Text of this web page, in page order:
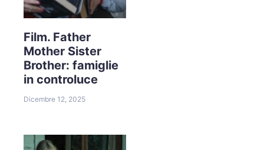
Film. Father
Mother Sister
Brother: famiglie
in controluce
Dicembre 12, 2025